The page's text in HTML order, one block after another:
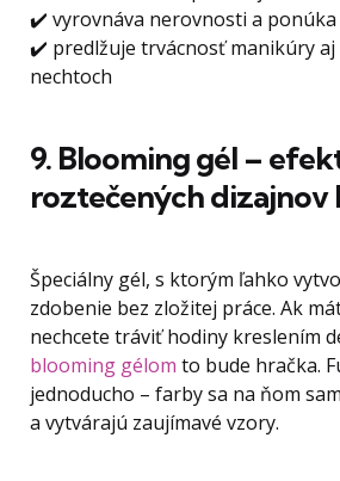
✔️ vyrovnáva nerovnosti a ponúka
✔️ predlžuje trvácnosť manikúry
nechtoch
9. Blooming gél –
roztečených dizajnov
Špeciálny gél, s ktorým ľahko
zdobenie bez zložitej práce. Ak
nechcete tráviť hodiny kreslením
blooming gélom to bude hračka.
jednoducho – farby sa na ňom
a vytvárajú zaujímavé vzory.